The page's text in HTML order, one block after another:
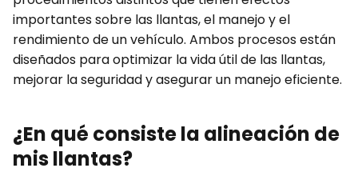
importantes sobre las llantas, el manejo y el
rendimiento de un vehículo. Ambos procesos están
diseñados para optimizar la vida útil de las llantas,
mejorar la seguridad y asegurar un manejo eficiente.
¿En qué consiste la alineación de
mis llantas?